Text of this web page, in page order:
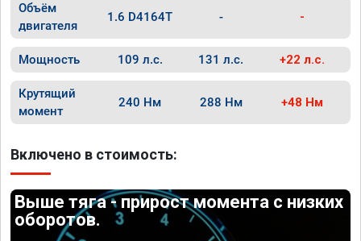
Объём
двигателя
1.6 D4164T - -
Мощность 109 л.с. 131 л.с. +22 л.с.
Крутящий
момент
240 Нм 288 Нм +48 Нм
Включено в стоимость:
Выше тяга - прирост момента с низких
оборотов.